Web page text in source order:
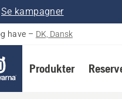
Se kampagner
have – DK, Dansk
Produkter